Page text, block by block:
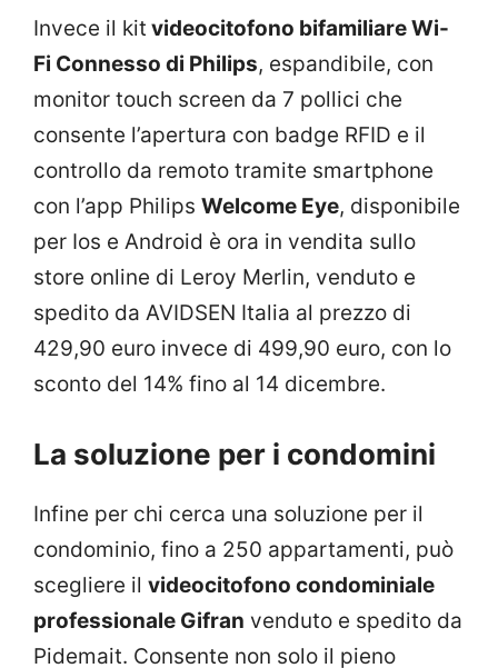
Invece il kit videocitofono bifamiliare Wi-
Fi Connesso di Philips, espandibile, con
monitor touch screen da 7 pollici che
consente l’apertura con badge RFID e il
controllo da remoto tramite smartphone
con l’app Philips Welcome Eye, disponibile
per Ios e Android è ora in vendita sullo
store online di Leroy Merlin, venduto e
spedito da AVIDSEN Italia al prezzo di
429,90 euro invece di 499,90 euro, con lo
sconto del 14% fino al 14 dicembre.
La soluzione per i condomini
Infine per chi cerca una soluzione per il
condominio, fino a 250 appartamenti, può
scegliere il videocitofono condominiale
professionale Gifran venduto e spedito da
Pidemait. Consente non solo il pieno